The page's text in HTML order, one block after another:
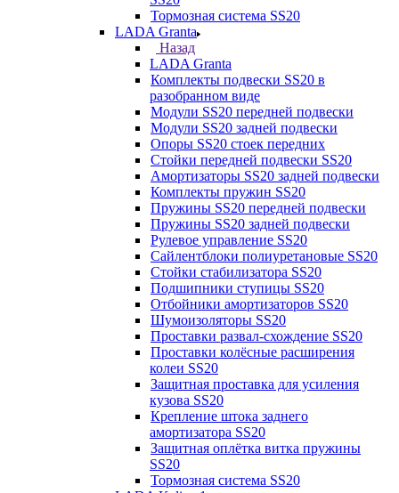
Тормозная система SS20
LADA Granta
Назад
LADA Granta
Комплекты подвески SS20 в
разобранном виде
Модули SS20 передней подвески
Модули SS20 задней подвески
Опоры SS20 стоек передних
Стойки передней подвески SS20
Амортизаторы SS20 задней подвески
Комплекты пружин SS20
Пружины SS20 передней подвески
Пружины SS20 задней подвески
Рулевое управление SS20
Сайлентблоки полиуретановые SS20
Стойки стабилизатора SS20
Подшипники ступицы SS20
Отбойники амортизаторов SS20
Шумоизоляторы SS20
Проставки развал-схождение SS20
Проставки колёсные расширения
колеи SS20
Защитная проставка для усиления
кузова SS20
Крепление штока заднего
амортизатора SS20
Защитная оплётка витка пружины
SS20
Тормозная система SS20